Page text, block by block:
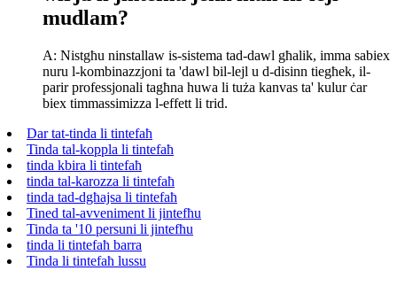
mudlam?
A: Nistgħu ninstallaw is-sistema tad-dawl għalik, imma sabiex
nuru l-kombinazzjoni ta 'dawl bil-lejl u d-disinn tiegħek, il-
parir professjonali tagħna huwa li tuża kanvas ta' kulur ċar
biex timmassimizza l-effett li trid.
Dar tat-tinda li tintefaħ
Tinda tal-koppla li tintefaħ
tinda kbira li tintefaħ
tinda tal-karozza li tintefaħ
tinda tad-dgħajsa li tintefaħ
Tined tal-avveniment li jintefħu
Tinda ta '10 persuni li jintefħu
tinda li tintefaħ barra
Tinda li tintefaħ lussu